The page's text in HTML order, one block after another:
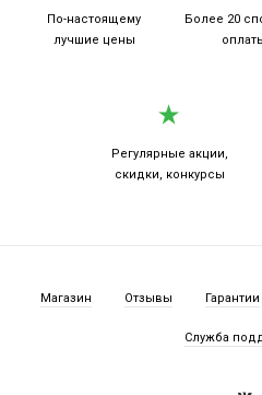
По-настоящему
лучшие цены
Более 20
Регулярные акции,
скидки, конкурсы
Магазин Отзывы Гарантии
Служба